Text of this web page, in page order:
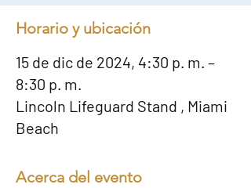
Horario y ubicación
15 de dic de 2024, 4:30 p. m. –
8:30 p. m.
Lincoln Lifeguard Stand , Miami
Beach
Acerca del evento